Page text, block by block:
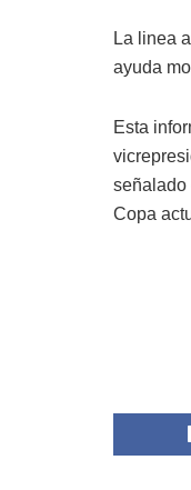
La linea
ayuda
Esta
señalado
Copa